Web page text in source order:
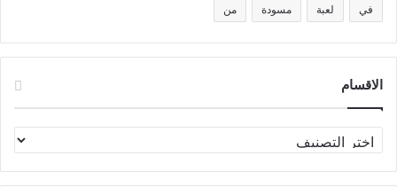
في لعبة مسودة من
الاقسام
الاقسام